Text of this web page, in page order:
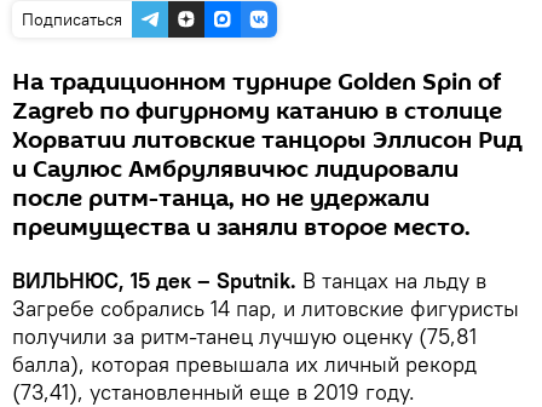
Подписаться
На традиционном турнире Golden Spin of
Zagreb по фигурному катанию в столице
Хорватии литовские танцоры Эллисон Рид
и Саулюс Амбрулявичюс лидировали
после ритм-танца, но не удержали
преимущества и заняли второе место.
ВИЛЬНЮС, 15 дек – Sputnik. В танцах на льду в
Загребе собрались 14 пар, и литовские фигуристы
получили за ритм-танец лучшую оценку (75,81
балла), которая превышала их личный рекорд
(73,41), установленный еще в 2019 году.